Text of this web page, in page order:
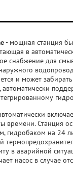
- мощная станция
в
снабжение для
и может
автоматически
времени. Станция
гидробаком на 24
в аварийной
насос в случае